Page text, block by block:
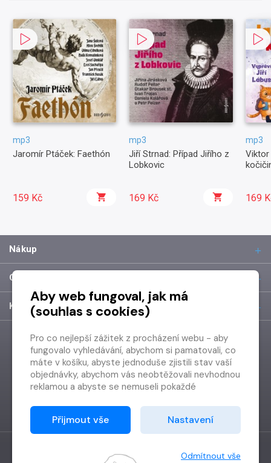
mp3
Jaromír Ptáček: Faethón
159 Kč
mp3
Jiří Strnad: Případ Jiřího z
Lobkovic
169 Kč
mp3
Viktor
169
Nákup
O společnosti
Kontakt
Aby web fungoval, jak má
(souhlas s cookies)
Pro co nejlepší zážitek z procházení webu - aby
fungovalo vyhledávání, abychom si pamatovali, co
máte v košíku, abyste jednoduše zjistili stav vaší
objednávky, abychom vás neobtěžovali nevhodnou
reklamou a abyste se nemuseli pokaždé
Proto od vás potřebujeme souhlas se
zpracováním souborů cookies
Děkujeme, že nám ho dáte a pomůžete nám tak
Přijmout vše Nastavení
Odmítnout vše